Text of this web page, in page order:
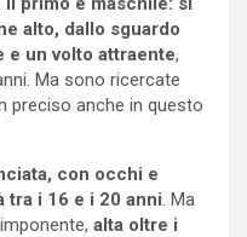
alto, dallo sguardo
e un volto attraente,
Ma sono ricercate
preciso anche in questo
con occhi e
tra i 16 e i 20 anni. Ma
alta oltre i